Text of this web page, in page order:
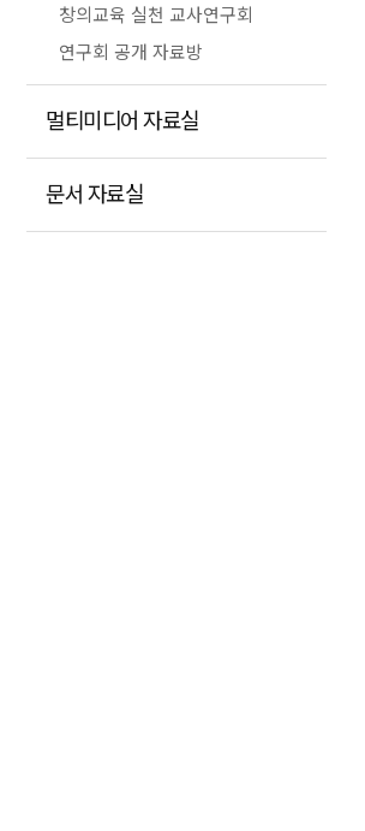
창의교육 실천 교사연구회
연구회 공개 자료방
멀티미디어 자료실
문서 자료실